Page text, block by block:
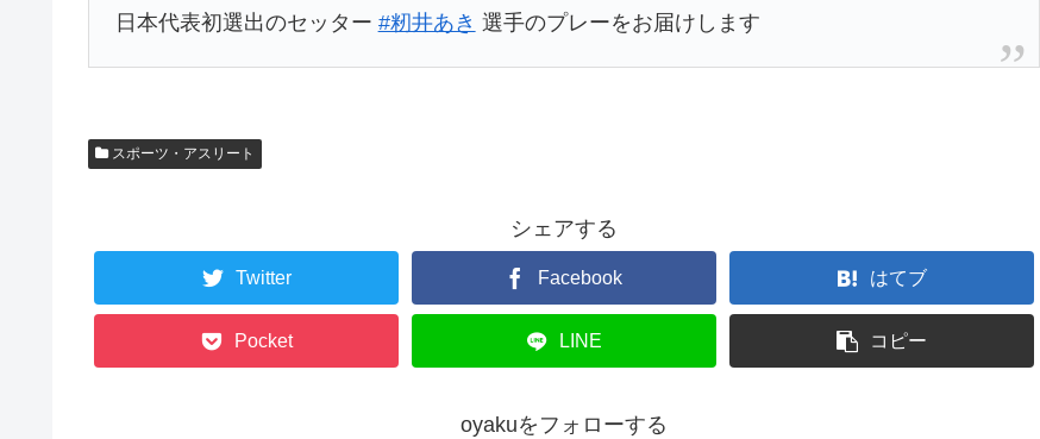
日本代表初選出のセッター #籾井あき 選手のプレーをお届けします
スポーツ・アスリート
シェアする
Twitter Facebook はてブ
Pocket LINE コピー
oyakuをフォローする